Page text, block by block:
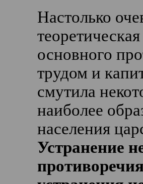
Настолько
основного
трудом и
смутила
наиболее
населения
Устранение